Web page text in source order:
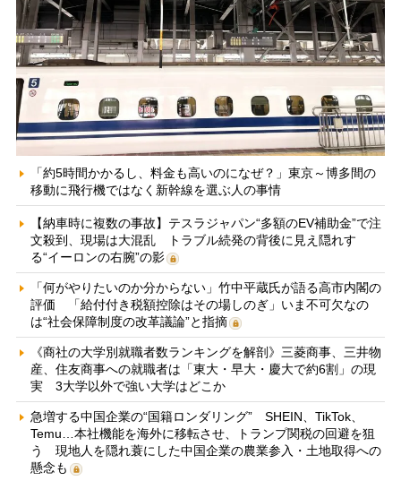
「約5時間かかるし、料金も高いのになぜ？」東京～博多間の
移動に飛行機ではなく新幹線を選ぶ人の事情
【納車時に複数の事故】テスラジャパン“多額のEV補助金”で注
文殺到、現場は大混乱 トラブル続発の背後に見え隠れす
る“イーロンの右腕”の影
「何がやりたいのか分からない」竹中平蔵氏が語る高市内閣の
評価 「給付付き税額控除はその場しのぎ」いま不可欠なの
は“社会保障制度の改革議論”と指摘
《商社の大学別就職者数ランキングを解剖》三菱商事、三井物
産、住友商事への就職者は「東大・早大・慶大で約6割」の現
実 3大学以外で強い大学はどこか
急増する中国企業の“国籍ロンダリング” SHEIN、TikTok、
Temu…本社機能を海外に移転させ、トランプ関税の回避を狙
う 現地人を隠れ蓑にした中国企業の農業参入・土地取得への
懸念も